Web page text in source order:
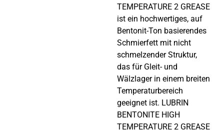
TEMPERATURE 2 GREASE
ist ein hochwertiges, auf
Bentonit-Ton basierendes
Schmierfett mit nicht
schmelzender Struktur,
das für Gleit- und
Wälzlager in einem breiten
Temperaturbereich
geeignet ist. LUBRIN
BENTONITE HIGH
TEMPERATURE 2 GREASE